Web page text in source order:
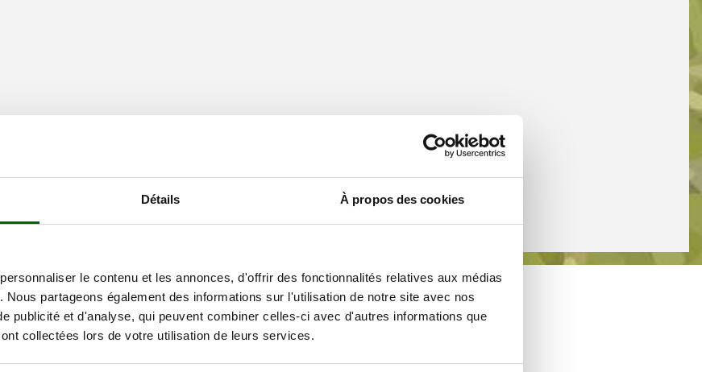
Détails À propos des cookies
le contenu et les annonces, d'offrir des fonctionnalités relatives aux médias
partageons également des informations sur l'utilisation de notre site avec nos
publicité et d'analyse, qui peuvent combiner celles-ci avec d'autres informations que
collectées lors de votre utilisation de leurs services.
espaces vertsAvec une gamme de plus de 65
au meilleur prix web.